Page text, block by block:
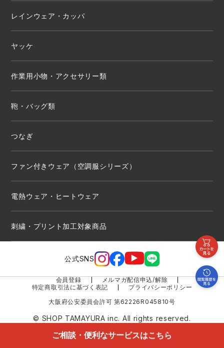
ご相談・便利なサービスはこちら
レインウェア・カッパ
ヤッケ
作業用小物・アクセサリー類
鞄・バッグ類
つなぎ
ファン付きウェア（空調服シリーズ）
電熱ウェア・ヒートウェア
刺繍・プリント加工対象商品
公式SNS
会員登録
メルマガ配信申込/解除
特定商取引法に基づく表記
プライバシーポリシー
大阪府公安委員会許可 第62226R045810号
© SHOP TAMAYURA inc. All rights reserved.